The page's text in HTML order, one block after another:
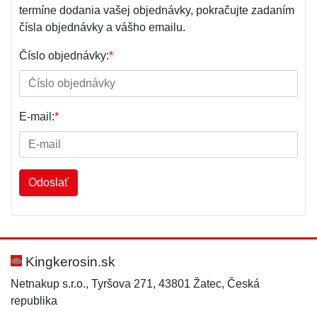
termíne dodania vašej objednávky, pokračujte zadaním
čísla objednávky a vášho emailu.
Číslo objednávky:*
E-mail:*
Odoslať
Kingkerosin.sk
Netnakup s.r.o., Tyršova 271, 43801 Žatec, Česká
republika